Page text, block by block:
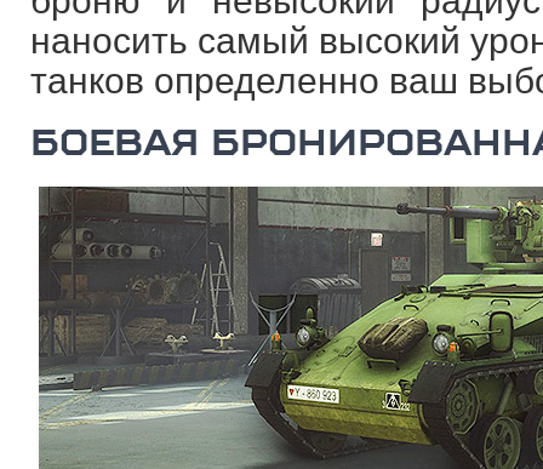
наносить самый высокий
танков определенно ваш
БОЕВАЯ